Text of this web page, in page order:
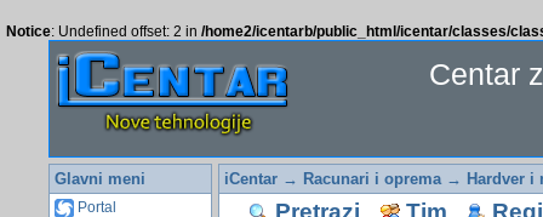
Notice: Undefined offset: 2 in /home2/icentarb/public_html/icentar/classes/
Centar
Glavni meni
Portal
iCentar→ Racunari i oprema→ Hardver i
Pretrazi Tim